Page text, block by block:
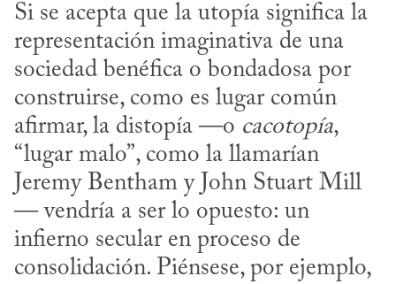
Si se acepta que la utopía significa la
representación imaginativa de una
sociedad benéfica o bondadosa por
construirse, como es lugar común
afirmar, la distopía —o cacotopía,
“lugar malo”, como la llamarían
Jeremy Bentham y John Stuart Mill
— vendría a ser lo opuesto: un
infierno secular en proceso de
consolidación. Piénsese, por ejemplo,